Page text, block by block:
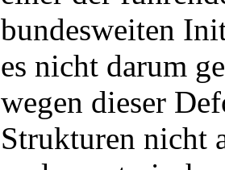
bundesweiten
es nicht darum
wegen dieser
Strukturen nicht